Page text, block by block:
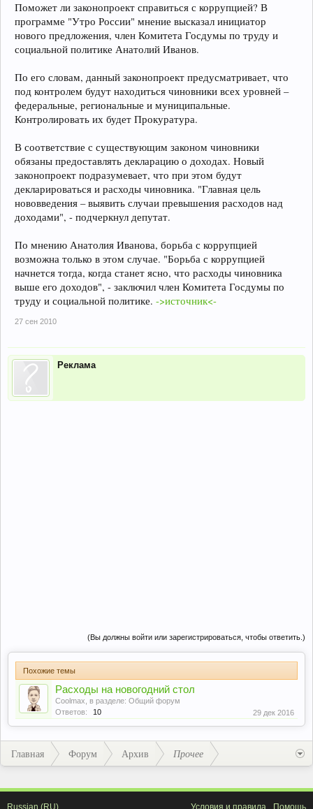
Поможет ли законопроект справиться с коррупцией? В
программе "Утро России" мнение высказал инициатор
нового предложения, член Комитета Госдумы по труду и
социальной политике Анатолий Иванов.
По его словам, данный законопроект предусматривает, что
под контролем будут находиться чиновники всех уровней –
федеральные, региональные и муниципальные.
Контролировать их будет Прокуратура.
В соответствие с существующим законом чиновники
обязаны предоставлять декларацию о доходах. Новый
законопроект подразумевает, что при этом будут
декларироваться и расходы чиновника. "Главная цель
нововведения – выявить случаи превышения расходов над
доходами", - подчеркнул депутат.
По мнению Анатолия Иванова, борьба с коррупцией
возможна только в этом случае. "Борьба с коррупцией
начнется тогда, когда станет ясно, что расходы чиновника
выше его доходов", - заключил член Комитета Госдумы по
труду и социальной политике. ->источник<-
27 сен 2010
Реклама
(Вы должны войти или зарегистрироваться, чтобы ответить.)
Похожие темы
Расходы на новогодний стол
Coolmax , в разделе: Общий форум
Ответов:
10 29 дек 2016
Главная Форум Архив Прочее
Russian (RU) Условия и правила Помощь